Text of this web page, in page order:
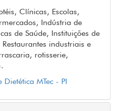
Clínicas, Escolas,
Indústria de
de Saúde, Instituições de
industriais e
rotisserie,
MTec - PI